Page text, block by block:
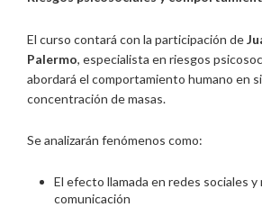
El curso contará con la participación de
Palermo, especialista en riesgos
abordará el comportamiento humano en
concentración de masas.
Se analizarán fenómenos como:
El efecto llamada en redes sociales y
comunicación